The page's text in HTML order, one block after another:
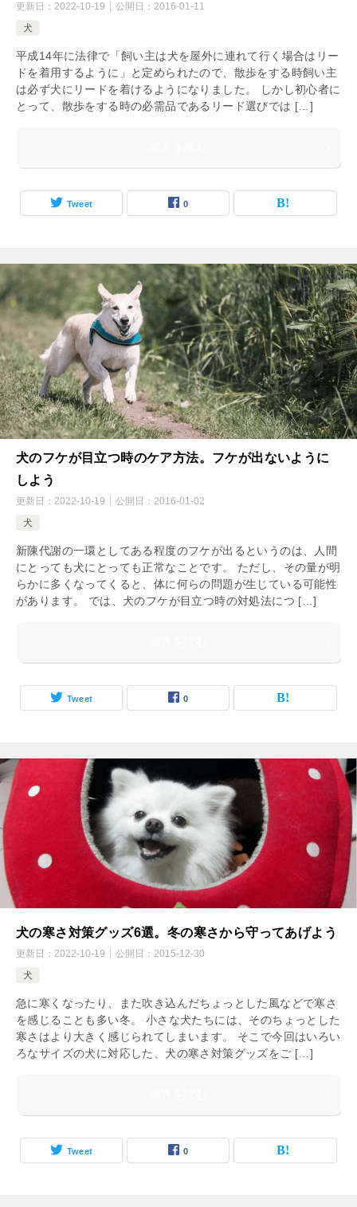
更新日： 2022-10-19 公開日： 2016-01-11
犬
平成14年に法律で「飼い主は犬を屋外に連れて行く場合はリー
ドを着用するように」と定められたので、散歩をする時飼い主
は必ず犬にリードを着けるようになりました。 しかし初心者に
とって、散歩をする時の必需品であるリード選びでは […]
Tweet 0
犬のフケが目立つ時のケア方法。フケが出ないように
しよう
更新日： 2022-10-19 公開日： 2016-01-02
犬
新陳代謝の一環としてある程度のフケが出るというのは、人間
にとっても犬にとっても正常なことです。 ただし、その量が明
らかに多くなってくると、体に何らの問題が生じている可能性
があります。 では、犬のフケが目立つ時の対処法につ […]
Tweet 0
犬の寒さ対策グッズ6選。冬の寒さから守ってあげよう
更新日： 2022-10-19 公開日： 2015-12-30
犬
急に寒くなったり、また吹き込んだちょっとした風などで寒さ
を感じることも多い冬。 小さな犬たちには、そのちょっとした
寒さはより大きく感じられてしまいます。 そこで今回はいろい
ろなサイズの犬に対応した、犬の寒さ対策グッズをご […]
Tweet 0